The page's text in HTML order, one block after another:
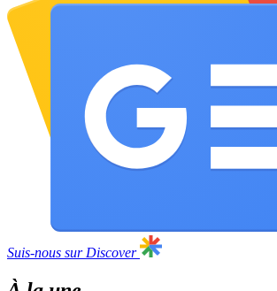
Suis-nous sur Discover